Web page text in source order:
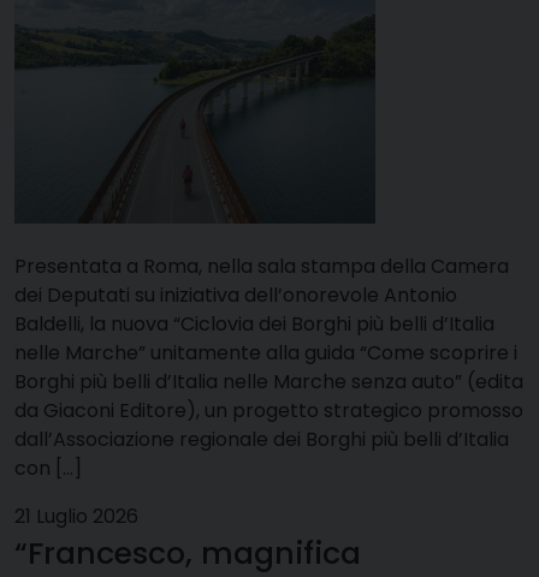
Presentata a Roma, nella sala stampa della Camera
dei Deputati su iniziativa dell’onorevole Antonio
Baldelli, la nuova “Ciclovia dei Borghi più belli d’Italia
nelle Marche” unitamente alla guida “Come scoprire i
Borghi più belli d’Italia nelle Marche senza auto” (edita
da Giaconi Editore), un progetto strategico promosso
dall’Associazione regionale dei Borghi più belli d’Italia
con […]
21 Luglio 2026
“Francesco, magnifica